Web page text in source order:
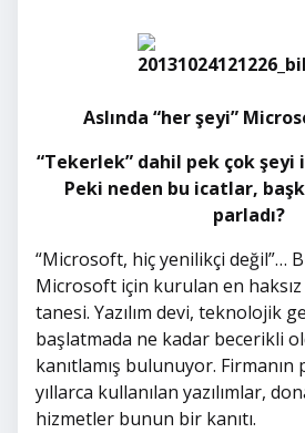
Aslında “her şeyi”
“Tekerlek” dahil pek çok şeyi
Peki neden bu icatlar,
parladı?
“Microsoft, hiç yenilikçi değil”…
Microsoft için kurulan en
tanesi. Yazılım devi, teknolojik
başlatmada ne kadar becerikli
kanıtlamış bulunuyor.
yıllarca kullanılan yazılımlar,
hizmetler bunun bir kanıtı.